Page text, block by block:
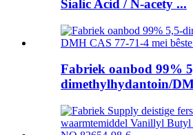
Sialic Acid / N-acety ...
Fabriek oanbod 99%
dimethylhydantoin/